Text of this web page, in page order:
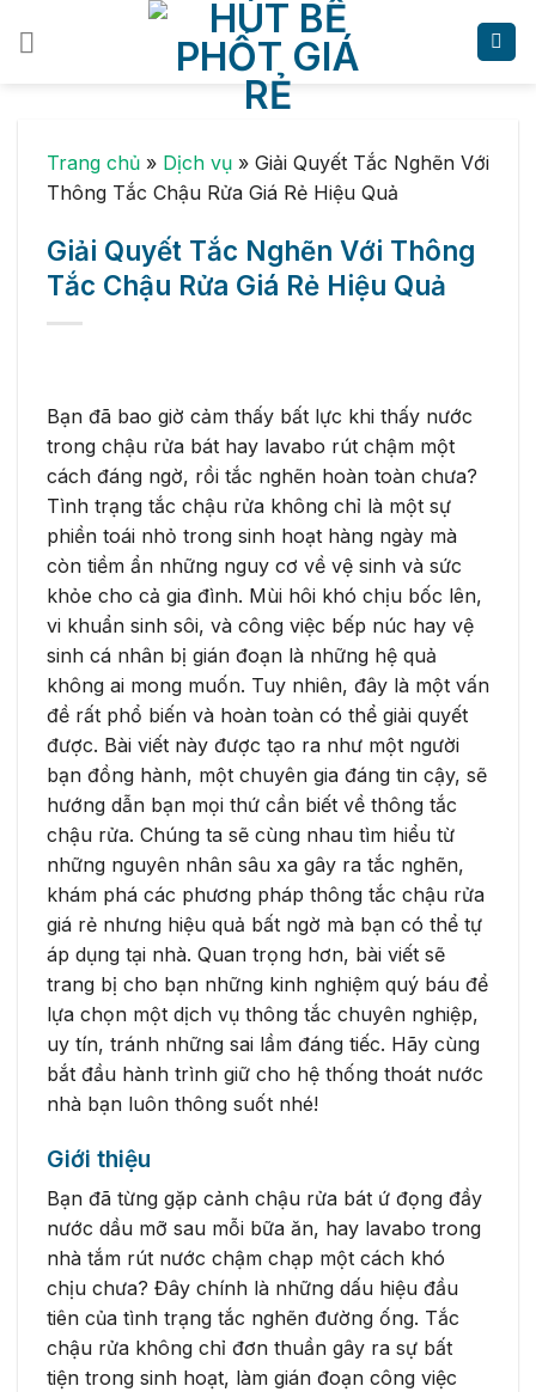
Trang chủ » Dịch vụ » Giải Quyết Tắc Nghẽn Với
Thông Tắc Chậu Rửa Giá Rẻ Hiệu Quả
Giải Quyết Tắc Nghẽn Với Thông
Tắc Chậu Rửa Giá Rẻ Hiệu Quả
Bạn đã bao giờ cảm thấy bất lực khi thấy nước
trong chậu rửa bát hay lavabo rút chậm một
cách đáng ngờ, rồi tắc nghẽn hoàn toàn chưa?
Tình trạng tắc chậu rửa không chỉ là một sự
phiền toái nhỏ trong sinh hoạt hàng ngày mà
còn tiềm ẩn những nguy cơ về vệ sinh và sức
khỏe cho cả gia đình. Mùi hôi khó chịu bốc lên,
vi khuẩn sinh sôi, và công việc bếp núc hay vệ
sinh cá nhân bị gián đoạn là những hệ quả
không ai mong muốn. Tuy nhiên, đây là một vấn
đề rất phổ biến và hoàn toàn có thể giải quyết
được. Bài viết này được tạo ra như một người
bạn đồng hành, một chuyên gia đáng tin cậy, sẽ
hướng dẫn bạn mọi thứ cần biết về thông tắc
chậu rửa. Chúng ta sẽ cùng nhau tìm hiểu từ
những nguyên nhân sâu xa gây ra tắc nghẽn,
khám phá các phương pháp thông tắc chậu rửa
giá rẻ nhưng hiệu quả bất ngờ mà bạn có thể tự
áp dụng tại nhà. Quan trọng hơn, bài viết sẽ
trang bị cho bạn những kinh nghiệm quý báu để
lựa chọn một dịch vụ thông tắc chuyên nghiệp,
uy tín, tránh những sai lầm đáng tiếc. Hãy cùng
bắt đầu hành trình giữ cho hệ thống thoát nước
nhà bạn luôn thông suốt nhé!
Giới thiệu
Bạn đã từng gặp cảnh chậu rửa bát ứ đọng đầy
nước dầu mỡ sau mỗi bữa ăn, hay lavabo trong
nhà tắm rút nước chậm chạp một cách khó
chịu chưa? Đây chính là những dấu hiệu đầu
tiên của tình trạng tắc nghẽn đường ống. Tắc
chậu rửa không chỉ đơn thuần gây ra sự bất
tiện trong sinh hoạt, làm gián đoạn công việc